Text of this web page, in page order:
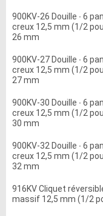
900KV-26 Douille ∙ 6
creux 12,5 mm (1/2
26 mm
900KV-27 Douille ∙ 6
creux 12,5 mm (1/2
27 mm
900KV-30 Douille ∙ 6
creux 12,5 mm (1/2
30 mm
900KV-32 Douille ∙ 6
creux 12,5 mm (1/2
32 mm
916KV Cliquet
massif 12,5 mm (1/2